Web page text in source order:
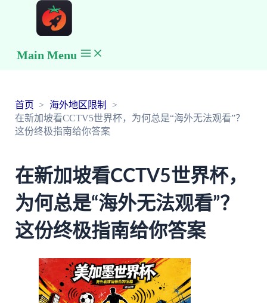
Main Menu
首页
海外地区限制
在新加坡看CCTV5世界杯，为何总是“海外无法观看”？
这份终极指南给你答案
在新加坡看CCTV5世界杯，
为何总是“海外无法观看”？
这份终极指南给你答案